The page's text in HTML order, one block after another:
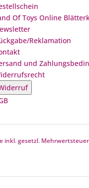
Of Toys Online
Reklamation
und
inkl. gesetzl.